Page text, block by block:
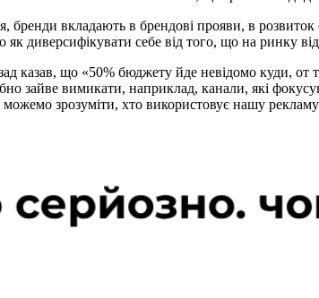
бренди вкладають в брендові прояви, в
диверсифікувати себе від того, що на ринку
казав, що «50% бюджету йде невідомо куди, от
зайве вимикати, наприклад, канали, які
зрозуміти, хто використовує нашу рекламу